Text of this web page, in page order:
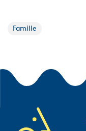
Famille